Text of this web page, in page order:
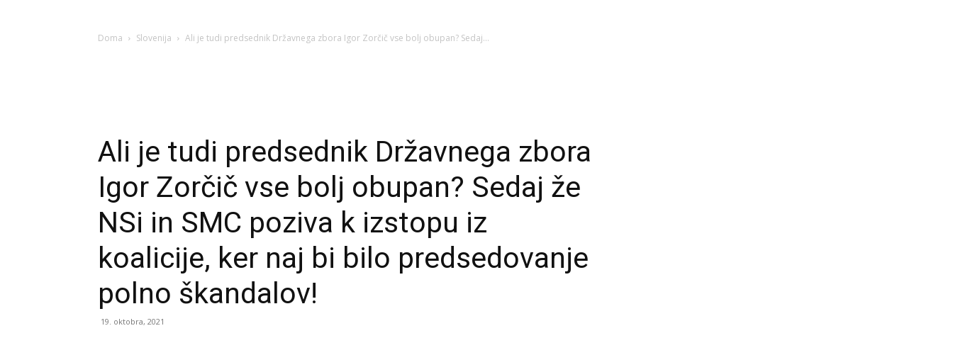
Doma Slovenija Ali je tudi predsednik Državnega zbora Igor Zorčič vse bolj obupan? Sedaj...
Ali je tudi predsednik Državnega zbora
Igor Zorčič vse bolj obupan? Sedaj že
NSi in SMC poziva k izstopu iz
koalicije, ker naj bi bilo predsedovanje
polno škandalov!
19. oktobra, 2021